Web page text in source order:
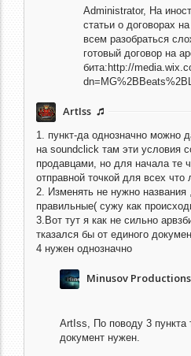
Administrator, На
статьи о договорах
всем разобраться
готовый договор на
бита:http://
ArtIss
1. пункт-да однозначно можно
на soundclick там эти условия
продавцами, но для начала те
отправной точкой для всех что
2. Изменять не нужно названия
правильные( сужу как
3.Вот тут я как не сильно
тказался бы от единого
4 нужен однозначно
Minusov Productions
ArtIss, По поводу 3
документ нужен.